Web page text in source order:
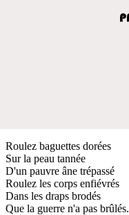
Roulez baguettes dorées
Sur la peau tannée
D'un pauvre âne trépassé
Roulez les corps enfiévrés
Dans les draps brodés
Que la guerre n'a pas brûlés.